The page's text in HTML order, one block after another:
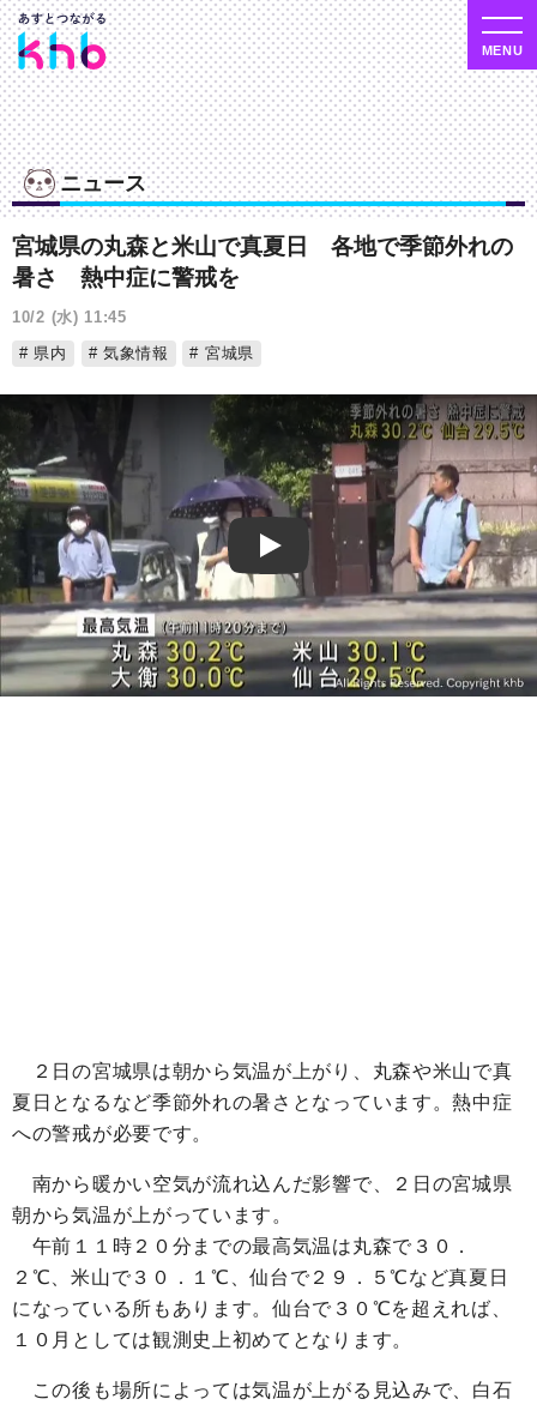
ニュース
宮城県の丸森と米山で真夏日 各地で季節外れの
暑さ 熱中症に警戒を
10/2 (水) 11:45
県内
気象情報 宮城県
Play
２日の宮城県は朝から気温が上がり、丸森や米山で真
夏日となるなど季節外れの暑さとなっています。熱中症
への警戒が必要です。
南から暖かい空気が流れ込んだ影響で、２日の宮城県
朝から気温が上がっています。
午前１１時２０分までの最高気温は丸森で３０．
２℃、米山で３０．１℃、仙台で２９．５℃など真夏日
になっている所もあります。仙台で３０℃を超えれば、
１０月としては観測史上初めてとなります。
この後も場所によっては気温が上がる見込みで、白石